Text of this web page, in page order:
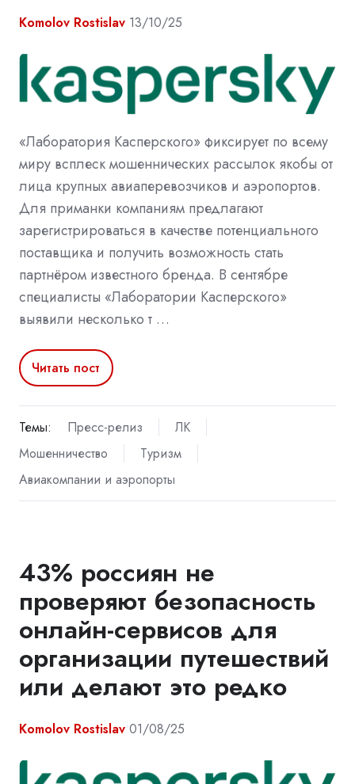
Komolov Rostislav 13/10/25
«Лаборатория Касперского» фиксирует по всему
миру всплеск мошеннических рассылок якобы от
лица крупных авиаперевозчиков и аэропортов.
Для приманки компаниям предлагают
зарегистрироваться в качестве потенциального
поставщика и получить возможность стать
партнёром известного бренда. В сентябре
специалисты «Лаборатории Касперского»
выявили несколько т …
Читать пост
Темы: Пресс-релиз
ЛК
Мошенничество
Туризм
Авиакомпании и аэропорты
43% россиян не
проверяют безопасность
онлайн-сервисов для
организации путешествий
или делают это редко
Komolov Rostislav 01/08/25